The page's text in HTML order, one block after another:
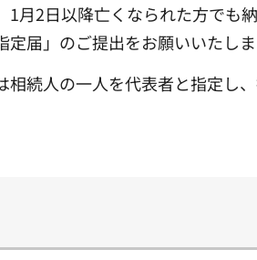
月2日以降亡くなられた方で
届」のご提出をお願いいたしま
続人の一人を代表者と指定し